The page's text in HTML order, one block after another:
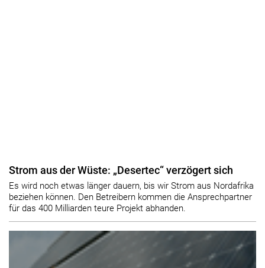
Strom aus der Wüste: „Desertec“ verzögert sich
Es wird noch etwas länger dauern, bis wir Strom aus Nordafrika
beziehen können. Den Betreibern kommen die Ansprechpartner
für das 400 Milliarden teure Projekt abhanden.